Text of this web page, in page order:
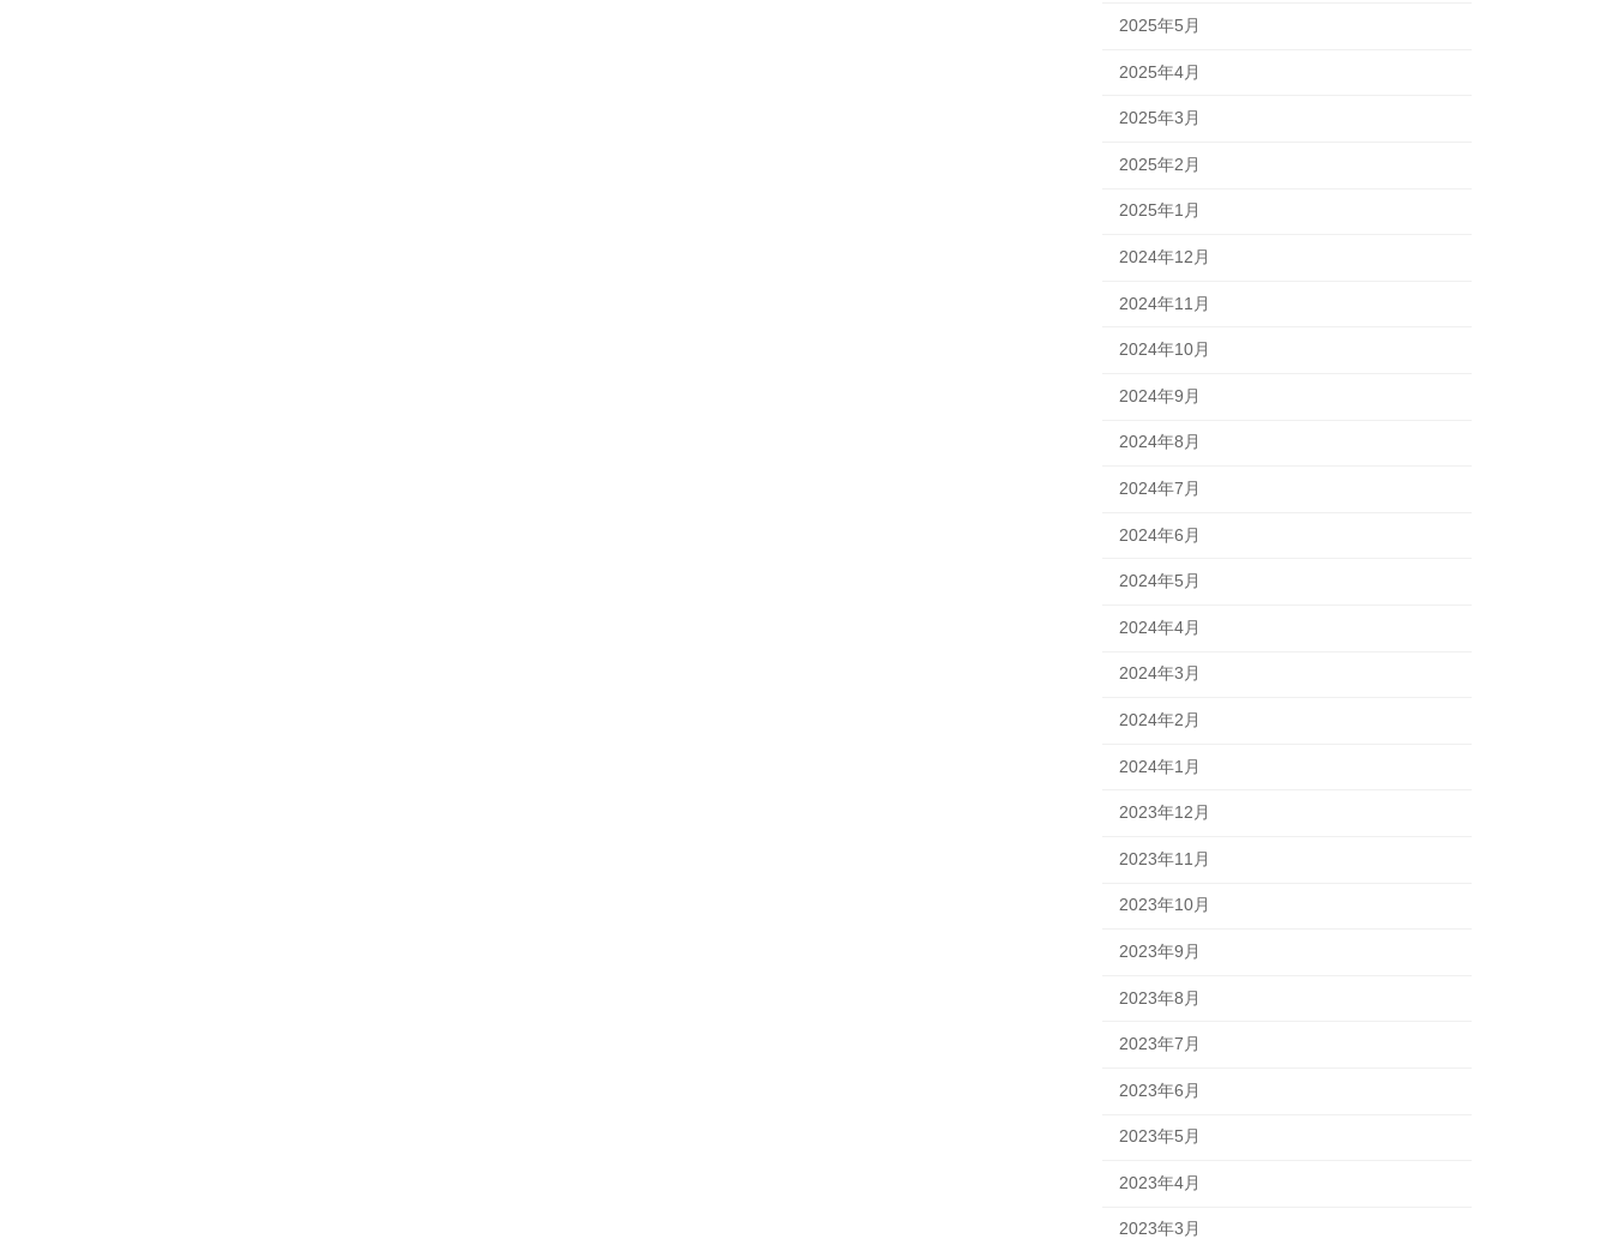
2025年5月
2025年4月
2025年3月
2025年2月
2025年1月
2024年12月
2024年11月
2024年10月
2024年9月
2024年8月
2024年7月
2024年6月
2024年5月
2024年4月
2024年3月
2024年2月
2024年1月
2023年12月
2023年11月
2023年10月
2023年9月
2023年8月
2023年7月
2023年6月
2023年5月
2023年4月
2023年3月